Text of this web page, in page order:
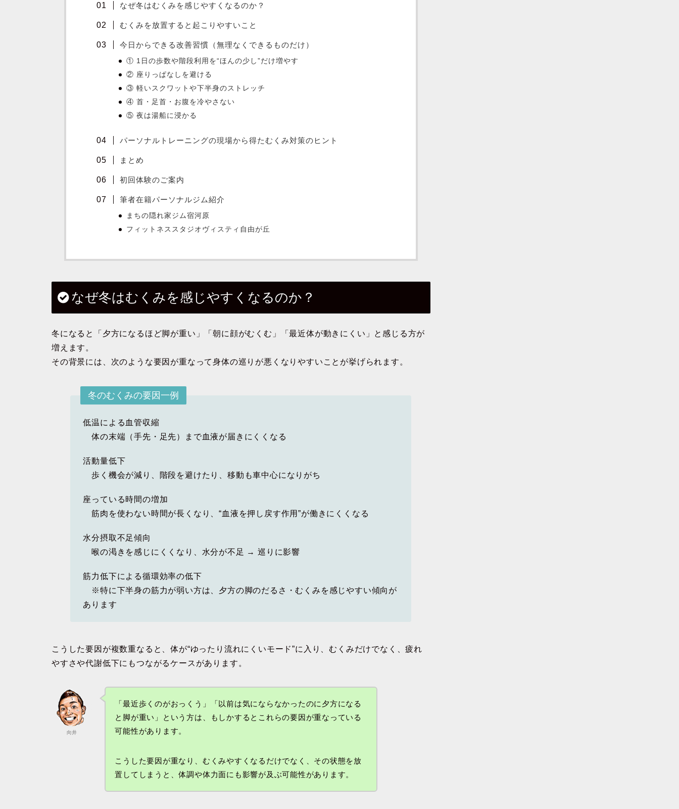
なぜ冬はむくみを感じやすくなるのか？
むくみを放置すると起こりやすいこと
今日からできる改善習慣（無理なくできるものだけ）
① 1日の歩数や階段利用を“ほんの少し”だけ増やす
② 座りっぱなしを避ける
③ 軽いスクワットや下半身のストレッチ
④ 首・足首・お腹を冷やさない
⑤ 夜は湯船に浸かる
パーソナルトレーニングの現場から得たむくみ対策のヒント
まとめ
初回体験のご案内
筆者在籍パーソナルジム紹介
まちの隠れ家ジム宿河原
フィットネススタジオヴィスティ自由が丘
なぜ冬はむくみを感じやすくなるのか？
冬になると「夕方になるほど脚が重い」「朝に顔がむくむ」「最近体が動きにくい」と感じる方が
増えます。
その背景には、次のような要因が重なって身体の巡りが悪くなりやすいことが挙げられます。
冬のむくみの要因一例
低温による血管収縮
体の末端（手先・足先）まで血液が届きにくくなる
活動量低下
歩く機会が減り、階段を避けたり、移動も車中心になりがち
座っている時間の増加
筋肉を使わない時間が長くなり、“血液を押し戻す作用”が働きにくくなる
水分摂取不足傾向
喉の渇きを感じにくくなり、水分が不足 → 巡りに影響
筋力低下による循環効率の低下
※特に下半身の筋力が弱い方は、夕方の脚のだるさ・むくみを感じやすい傾向が
あります
こうした要因が複数重なると、体が“ゆったり流れにくいモード”に入り、むくみだけでなく、疲れ
やすさや代謝低下にもつながるケースがあります。
向井
「最近歩くのがおっくう」「以前は気にならなかったのに夕方になる
と脚が重い」という方は、もしかするとこれらの要因が重なっている
可能性があります。
こうした要因が重なり、むくみやすくなるだけでなく、 その状態を放
置してしまうと、体調や体力面にも影響が及ぶ可能性があります。